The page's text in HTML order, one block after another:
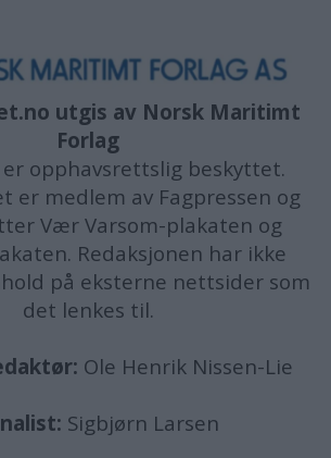
utgis av Norsk Maritimt
Forlag
opphavsrettslig beskyttet.
er medlem av Fagpressen og
Vær Varsom-plakaten og
Redaksjonen har ikke
på eksterne nettsider som
det lenkes til.
Ole Henrik Nissen-Lie
Sigbjørn Larsen